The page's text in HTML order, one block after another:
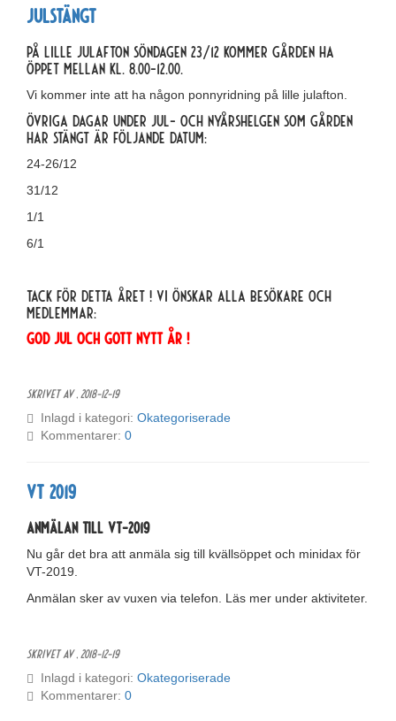
Julstängt
På lille julafton söndagen 23/12 kommer gården ha
öppet mellan kl. 8.00-12.00.
Vi kommer inte att ha någon ponnyridning på lille julafton.
Övriga dagar under Jul- och Nyårshelgen som gården
har stängt är följande datum:
24-26/12
31/12
1/1
6/1
Tack för detta året ! Vi önskar alla besökare och
medlemmar:
God Jul och Gott Nytt År !
Skrivet av ,2018-12-19
Inlagd i kategori: Okategoriserade
Kommentarer: 0
VT 2019
Anmälan till VT-2019
Nu går det bra att anmäla sig till kvällsöppet och minidax för
VT-2019.
Anmälan sker av vuxen via telefon. Läs mer under aktiviteter.
Skrivet av ,2018-12-19
Inlagd i kategori: Okategoriserade
Kommentarer: 0